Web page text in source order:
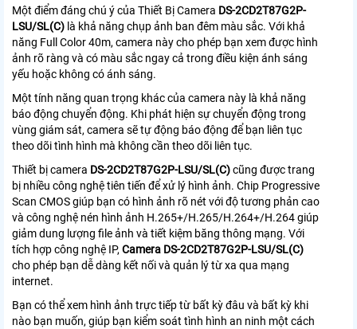
Một điểm đáng chú ý của Thiết Bị Camera DS-2CD2T87G2P-
LSU/SL(C) là khả năng chụp ảnh ban đêm màu sắc. Với khả
năng Full Color 40m, camera này cho phép bạn xem được hình
ảnh rõ ràng và có màu sắc ngay cả trong điều kiện ánh sáng
yếu hoặc không có ánh sáng.
Một tính năng quan trọng khác của camera này là khả năng
báo động chuyển động. Khi phát hiện sự chuyển động trong
vùng giám sát, camera sẽ tự động báo động để bạn liên tục
theo dõi tình hình mà không cần theo dõi liên tục.
Thiết bị camera DS-2CD2T87G2P-LSU/SL(C)cũng được trang
bị nhiều công nghệ tiên tiến để xử lý hình ảnh. Chip Progressive
Scan CMOS giúp bạn có hình ảnh rõ nét với độ tương phản cao
và công nghệ nén hình ảnh H.265+/H.265/H.264+/H.264 giúp
giảm dung lượng file ảnh và tiết kiệm băng thông mạng. Với
tích hợp công nghệ IP,Camera DS-2CD2T87G2P-LSU/SL(C)
cho phép bạn dễ dàng kết nối và quản lý từ xa qua mạng
internet.
Bạn có thể xem hình ảnh trực tiếp từ bất kỳ đâu và bất kỳ khi
nào bạn muốn, giúp bạn kiểm soát tình hình an ninh một cách